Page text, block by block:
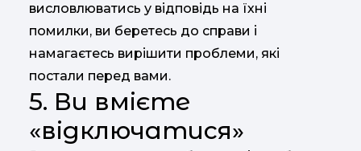
висловлюватись у відповідь на їхні
помилки, ви беретесь до справи і
намагаєтесь вирішити проблеми, які
постали перед вами.
5. Ви вмієте
«відключатися»